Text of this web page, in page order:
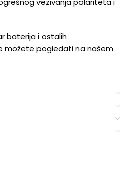
baterija i ostalih
možete pogledati na našem